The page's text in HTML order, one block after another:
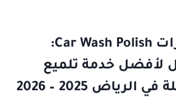
مغسلة سيارات Car Wash Polish:
لأفضل خدمة تلميع
2025 – 2026